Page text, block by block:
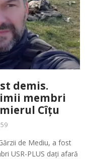
demis.
membri
Cîțu
de Mediu, a fost
USR-PLUS dați afară